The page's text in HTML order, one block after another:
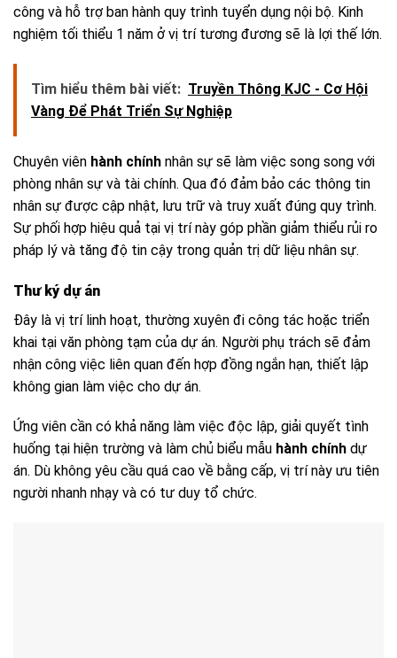
công và hỗ trợ ban hành quy trình tuyển dụng nội bộ. Kinh
nghiệm tối thiểu 1 năm ở vị trí tương đương sẽ là lợi thế lớn.
Tìm hiểu thêm bài viết: Truyền Thông KJC - Cơ Hội
Vàng Để Phát Triển Sự Nghiệp
Chuyên viên hành chính nhân sự sẽ làm việc song song với
phòng nhân sự và tài chính. Qua đó đảm bảo các thông tin
nhân sự được cập nhật, lưu trữ và truy xuất đúng quy trình.
Sự phối hợp hiệu quả tại vị trí này góp phần giảm thiểu rủi ro
pháp lý và tăng độ tin cậy trong quản trị dữ liệu nhân sự.
Thư ký dự án
Đây là vị trí linh hoạt, thường xuyên đi công tác hoặc triển
khai tại văn phòng tạm của dự án. Người phụ trách sẽ đảm
nhận công việc liên quan đến hợp đồng ngắn hạn, thiết lập
không gian làm việc cho dự án.
Ứng viên cần có khả năng làm việc độc lập, giải quyết tình
huống tại hiện trường và làm chủ biểu mẫu hành chính dự
án. Dù không yêu cầu quá cao về bằng cấp, vị trí này ưu tiên
người nhanh nhạy và có tư duy tổ chức.